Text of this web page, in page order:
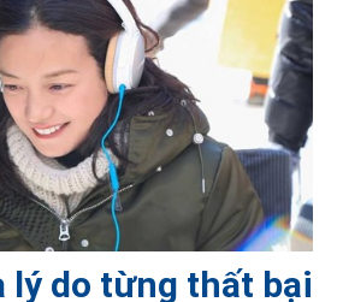
lý do từng thất bại